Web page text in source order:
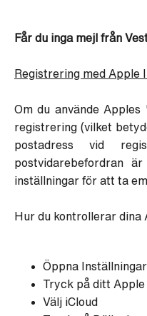
Får du inga mejl från
Registrering med Apple
Om du använde
registrering (vilket
postadress vid
postvidarebefordran
inställningar för att ta
Hur du kontrollerar dina
Öppna
Tryck på ditt
Välj iCloud